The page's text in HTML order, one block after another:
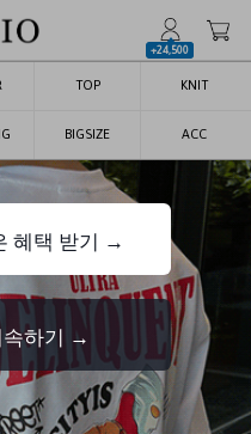
+24,500
TOP KNIT
BIGSIZE ACC
혜택 받기 →
속하기 →